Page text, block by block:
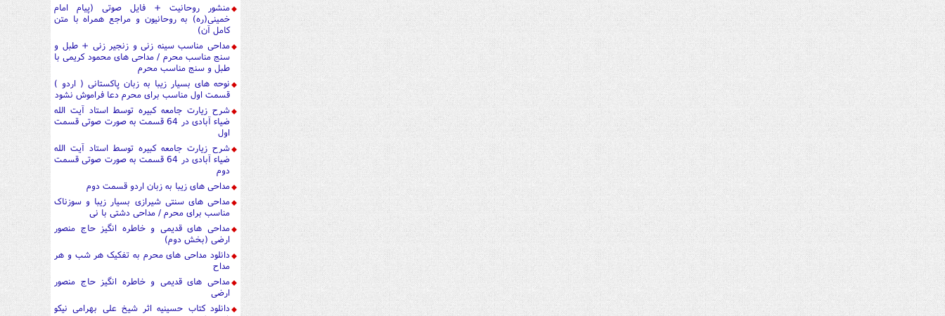
منشور روحانیت + فایل صوتی (پیام امام
خمینی(ره) به روحانیون و مراجع همراه با متن
کامل آن)
مداحی مناسب سینه زنی و زنجیر زنی + طبل و
سنج مناسب محرم / مداحی های محمود کریمی با
طبل و سنج مناسب محرم
نوحه های بسیار زیبا به زبان پاکستانی ( اردو )
قسمت اول مناسب برای محرم دعا فراموش نشود
شرح زیارت جامعه کبیره توسط استاد آیت الله
ضیاء آبادی در 64 قسمت به صورت صوتی قسمت
اول
شرح زیارت جامعه کبیره توسط استاد آیت الله
ضیاء آبادی در 64 قسمت به صورت صوتی قسمت
دوم
مداحی های زیبا به زبان اردو قسمت دوم
مداحی های سنتی شیرازی بسیار زیبا و سوزناک
مناسب برای محرم / مداحی دشتی با نی
مداحی های قدیمی و خاطره انگیز حاج منصور
ارضی (بخش دوم)
دانلود مداحی های محرم به تفکیک هر شب و هر
مداح
مداحی های قدیمی و خاطره انگیز حاج منصور
ارضی
دانلود کتاب حسینیه اثر شیخ علی بهرامی نیکو